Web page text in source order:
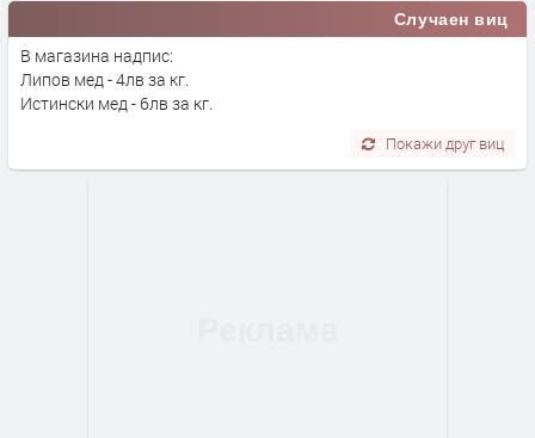
Случаен виц
В магазина надпис:
Липов мед - 4лв за кг.
Истински мед - 6лв за кг.
Покажи друг виц